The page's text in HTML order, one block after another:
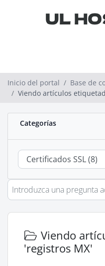
Inicio del portal
Base de
Viendo artículos
Categorías
Viendo
'registros MX'